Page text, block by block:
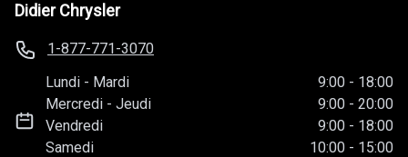
Didier Chrysler
1-877-771-3070
Lundi - Mardi 9:00 - 18:00
Mercredi -Jeudi 9:00 - 20:00
Vendredi
9:00 - 18:00
Samedi
10:00 - 15:00